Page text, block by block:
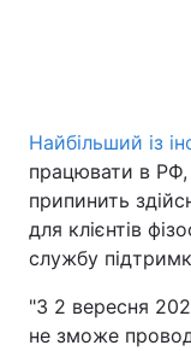
Найбільший із
працювати в РФ,
припинить
для клієнтів
службу
"З 2 вересня
не зможе